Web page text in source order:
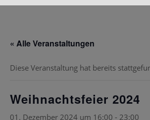
« Alle Veranstaltungen
Diese Veranstaltung hat bereits
Weihnachtsfeier 2024
01. Dezember 2024 um 16:00 - 23:00